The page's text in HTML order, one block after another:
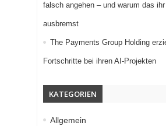
falsch angehen – und warum das
ausbremst
The Payments Group Holding
Fortschritte bei ihren AI-Projekten
KATEGORIEN
Allgemein